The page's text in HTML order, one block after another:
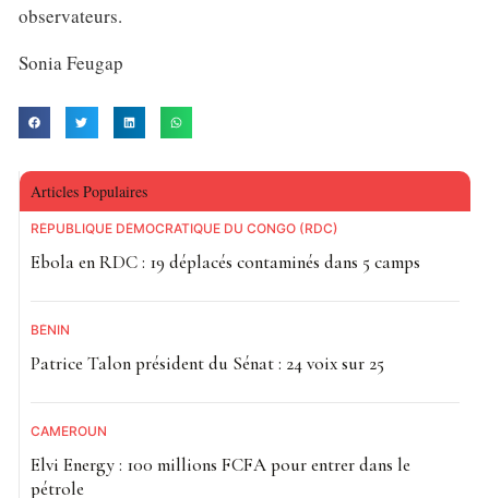
observateurs.
Sonia Feugap
Articles Populaires
RÉPUBLIQUE DÉMOCRATIQUE DU CONGO (RDC)
Ebola en RDC : 19 déplacés contaminés dans 5 camps
BÉNIN
Patrice Talon président du Sénat : 24 voix sur 25
CAMEROUN
Elvi Energy : 100 millions FCFA pour entrer dans le
pétrole